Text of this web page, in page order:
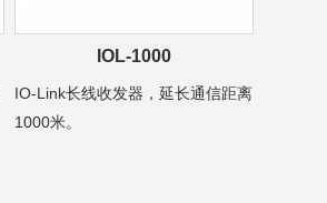
IOL-1000
IO-Link长线收发器，延长通信距离
1000米。